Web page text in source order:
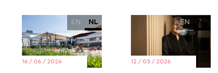
EN NL
16 / 06 / 2026
EN NL
12 / 03 / 2026